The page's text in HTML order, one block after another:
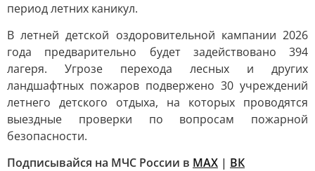
период летних каникул.
В летней детской оздоровительной кампании 2026
года предварительно будет задействовано 394
лагеря. Угрозе перехода лесных и других
ландшафтных пожаров подвержено 30 учреждений
летнего детского отдыха, на которых проводятся
выездные проверки по вопросам пожарной
безопасности.
Подписывайся на МЧС России в MAX | ВК